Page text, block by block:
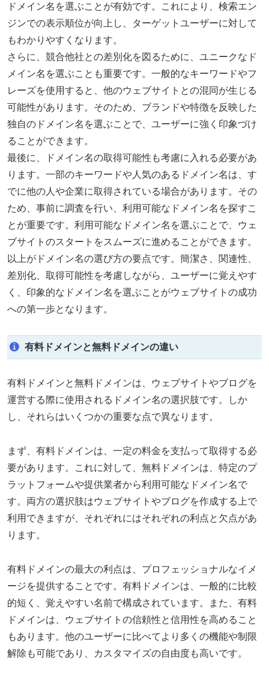
ドメイン名を選ぶことが有効です。これにより、検索エン
ジンでの表示順位が向上し、ターゲットユーザーに対して
もわかりやすくなります。
さらに、競合他社との差別化を図るために、ユニークなド
メイン名を選ぶことも重要です。一般的なキーワードやフ
レーズを使用すると、他のウェブサイトとの混同が生じる
可能性があります。そのため、ブランドや特徴を反映した
独自のドメイン名を選ぶことで、ユーザーに強く印象づけ
ることができます。
最後に、ドメイン名の取得可能性も考慮に入れる必要があ
ります。一部のキーワードや人気のあるドメイン名は、す
でに他の人や企業に取得されている場合があります。その
ため、事前に調査を行い、利用可能なドメイン名を探すこ
とが重要です。利用可能なドメイン名を選ぶことで、ウェ
ブサイトのスタートをスムーズに進めることができます。
以上がドメイン名の選び方の要点です。簡潔さ、関連性、
差別化、取得可能性を考慮しながら、ユーザーに覚えやす
く、印象的なドメイン名を選ぶことがウェブサイトの成功
への第一歩となります。
有料ドメインと無料ドメインの違い
有料ドメインと無料ドメインは、ウェブサイトやブログを
運営する際に使用されるドメイン名の選択肢です。しか
し、それらはいくつかの重要な点で異なります。
まず、有料ドメインは、一定の料金を支払って取得する必
要があります。これに対して、無料ドメインは、特定のプ
ラットフォームや提供業者から利用可能なドメイン名で
す。両方の選択肢はウェブサイトやブログを作成する上で
利用できますが、それぞれにはそれぞれの利点と欠点があ
ります。
有料ドメインの最大の利点は、プロフェッショナルなイメ
ージを提供することです。有料ドメインは、一般的に比較
的短く、覚えやすい名前で構成されています。また、有料
ドメインは、ウェブサイトの信頼性と信用性を高めること
もあります。他のユーザーに比べてより多くの機能や制限
解除も可能であり、カスタマイズの自由度も高いです。